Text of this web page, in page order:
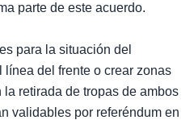
parte de este acuerdo.
para la situación del
línea del frente o crear zonas
retirada de tropas de ambos
validables por referéndum en